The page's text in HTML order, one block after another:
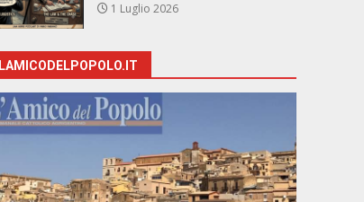
1 Luglio 2026
LAMICODELPOPOLO.IT